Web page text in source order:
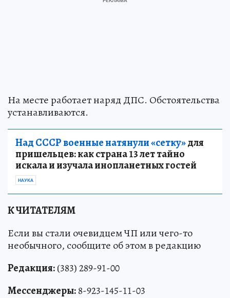
На месте работает наряд ДПС. Обстоятельства
устанавливаются.
Над СССР военные натянули «сетку»для
пришельцев: как страна 13 лет тайно
искала и изучала инопланетных гостей
НАУКА
К ЧИТАТЕЛЯМ
Если вы стали очевидцем ЧП или чего-то
необычного, сообщите об этом в редакцию
Редакция:(383) 289-91-00
Мессенджеры:8-923-145-11-03